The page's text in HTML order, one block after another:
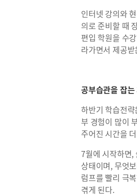
인터넷 강의와
의로 준비할 때
편입 학원을 수
라가면서 제공
공부습관을 잡
하반기 학습전
부 경험이 많이
주어진 시간을
7월에 시작하면,
상태이며, 무엇
럼프를 빨리 극
겪게 된다.